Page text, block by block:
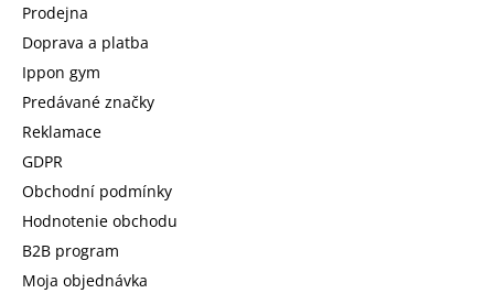
Prodejna
Doprava a platba
Ippon gym
Predávané značky
Reklamace
GDPR
Obchodní podmínky
Hodnotenie obchodu
B2B program
Moja objednávka